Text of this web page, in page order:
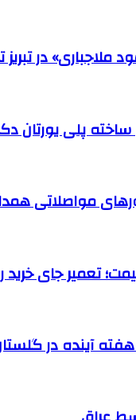
در
ساخته پلی
تعمیر جای خرید
آینده در